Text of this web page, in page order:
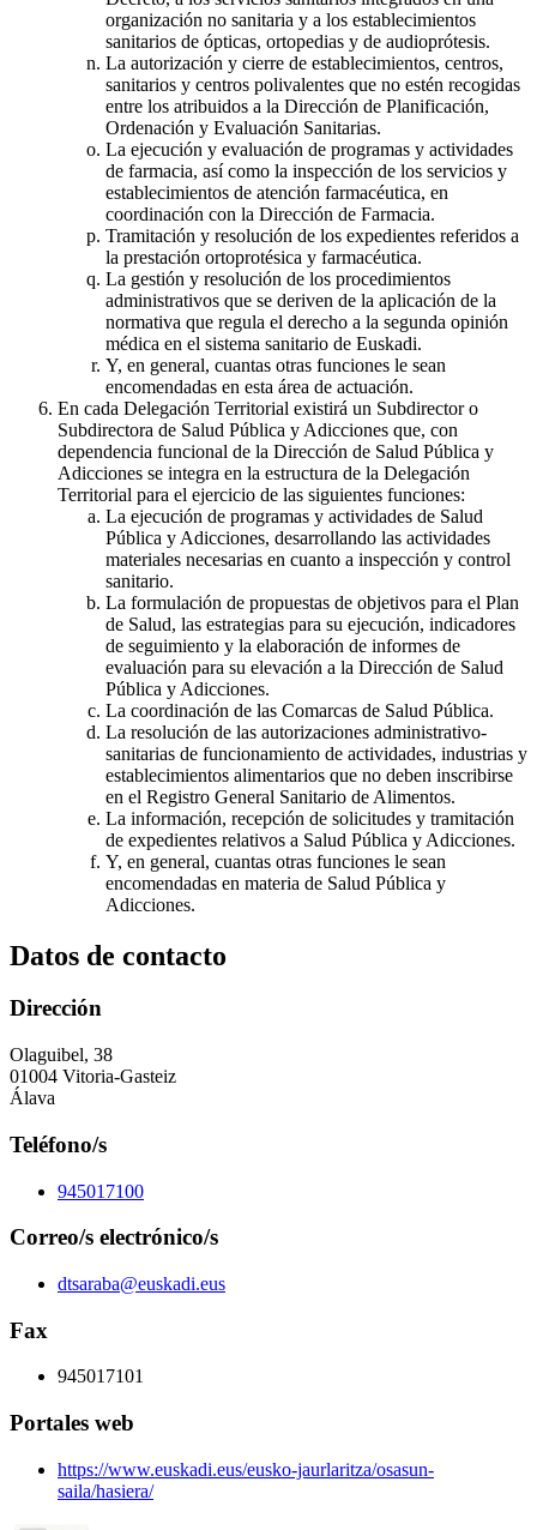
organización no sanitaria y a los establecimientos
sanitarios de ópticas, ortopedias y de audioprótesis.
La autorización y cierre de establecimientos, centros,
sanitarios y centros polivalentes que no estén recogidas
entre los atribuidos a la Dirección de Planificación,
Ordenación y Evaluación Sanitarias.
La ejecución y evaluación de programas y actividades
de farmacia, así como la inspección de los servicios y
establecimientos de atención farmacéutica, en
coordinación con la Dirección de Farmacia.
Tramitación y resolución de los expedientes referidos a
la prestación ortoprotésica y farmacéutica.
La gestión y resolución de los procedimientos
administrativos que se deriven de la aplicación de la
normativa que regula el derecho a la segunda opinión
médica en el sistema sanitario de Euskadi.
Y, en general, cuantas otras funciones le sean
encomendadas en esta área de actuación.
En cada Delegación Territorial existirá un Subdirector o
Subdirectora de Salud Pública y Adicciones que, con
dependencia funcional de la Dirección de Salud Pública y
Adicciones se integra en la estructura de la Delegación
Territorial para el ejercicio de las siguientes funciones:
La ejecución de programas y actividades de Salud
Pública y Adicciones, desarrollando las actividades
materiales necesarias en cuanto a inspección y control
sanitario.
La formulación de propuestas de objetivos para el Plan
de Salud, las estrategias para su ejecución, indicadores
de seguimiento y la elaboración de informes de
evaluación para su elevación a la Dirección de Salud
Pública y Adicciones.
La coordinación de las Comarcas de Salud Pública.
La resolución de las autorizaciones administrativo-
sanitarias de funcionamiento de actividades, industrias y
establecimientos alimentarios que no deben inscribirse
en el Registro General Sanitario de Alimentos.
La información, recepción de solicitudes y tramitación
de expedientes relativos a Salud Pública y Adicciones.
Y, en general, cuantas otras funciones le sean
encomendadas en materia de Salud Pública y
Adicciones.
Datos de contacto
Dirección
Olaguibel, 38
01004 Vitoria-Gasteiz
Álava
Teléfono/s
945017100
Correo/s electrónico/s
dtsaraba@euskadi.eus
Fax
945017101
Portales web
https://www.euskadi.eus/eusko-jaurlaritza/osasun-
saila/hasiera/